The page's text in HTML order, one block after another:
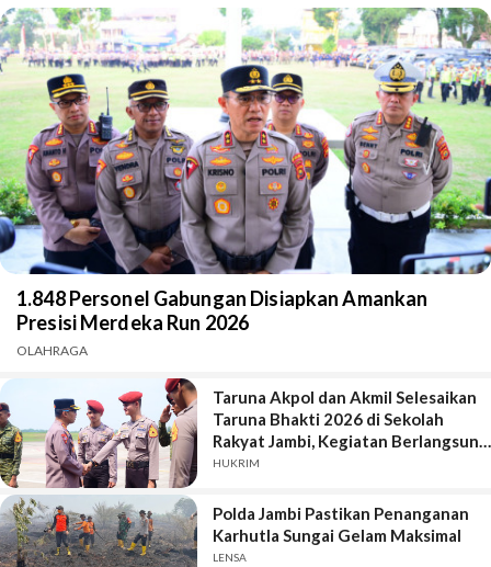
1.848 Personel Gabungan Disiapkan Amankan
Presisi Merdeka Run 2026
OLAHRAGA
Taruna Akpol dan Akmil Selesaikan
Taruna Bhakti 2026 di Sekolah
Rakyat Jambi, Kegiatan Berlangsung
Aman dan Lancar
HUKRIM
Polda Jambi Pastikan Penanganan
Karhutla Sungai Gelam Maksimal
LENSA